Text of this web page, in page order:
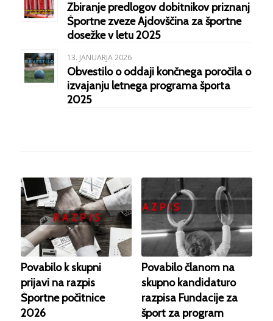
Zbiranje predlogov dobitnikov priznanj
Športne zveze Ajdovščina za športne
dosežke v letu 2025
13. JANUARJA 2026
Obvestilo o oddaji končnega poročila o
izvajanju letnega programa športa
2025
Povabilo k skupni
prijavi na razpis
Športne počitnice
2026
Povabilo članom na
skupno kandidaturo
razpisa Fundacije za
šport za program